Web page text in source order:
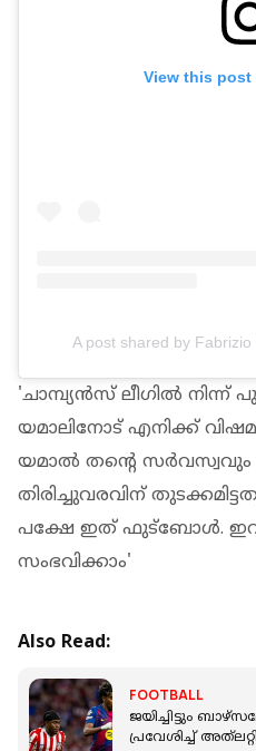
View this post
A post shared by
'ചാമ്പ്യന്‍സ് ലീഗില്‍ നിന്ന്
യമാലിനോട് എനിക്ക്
യമാല്‍ തന്റെ
തിരിച്ചുവരവിന്
പക്ഷേ ഇത് ഫുട്‌ബോള്‍.
സംഭവിക്കാം'
Also Read:
FOOTBALL
ജയിച്ചിട്ടും
പ്രവേശിച്ച്